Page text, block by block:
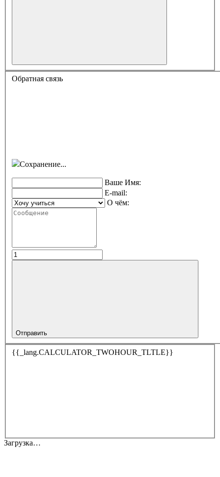
Обратная связь
Сохранение...
Ваше Имя:
E-mail:
О чём:
Отправить
{{_lang.CALCULATOR_TWOHOUR_TLTLE}}
Загрузка…